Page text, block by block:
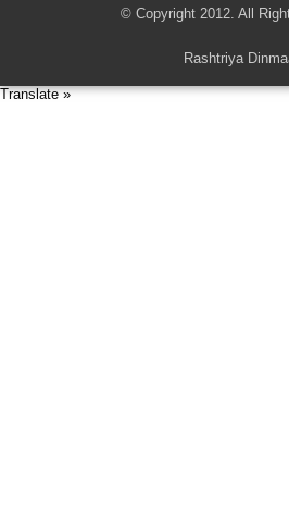
© Copyright 2012. All
Rashtriya
Translate »